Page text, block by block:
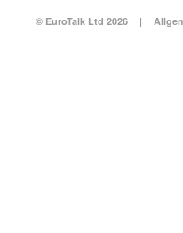
© EuroTalk Ltd 2026 |